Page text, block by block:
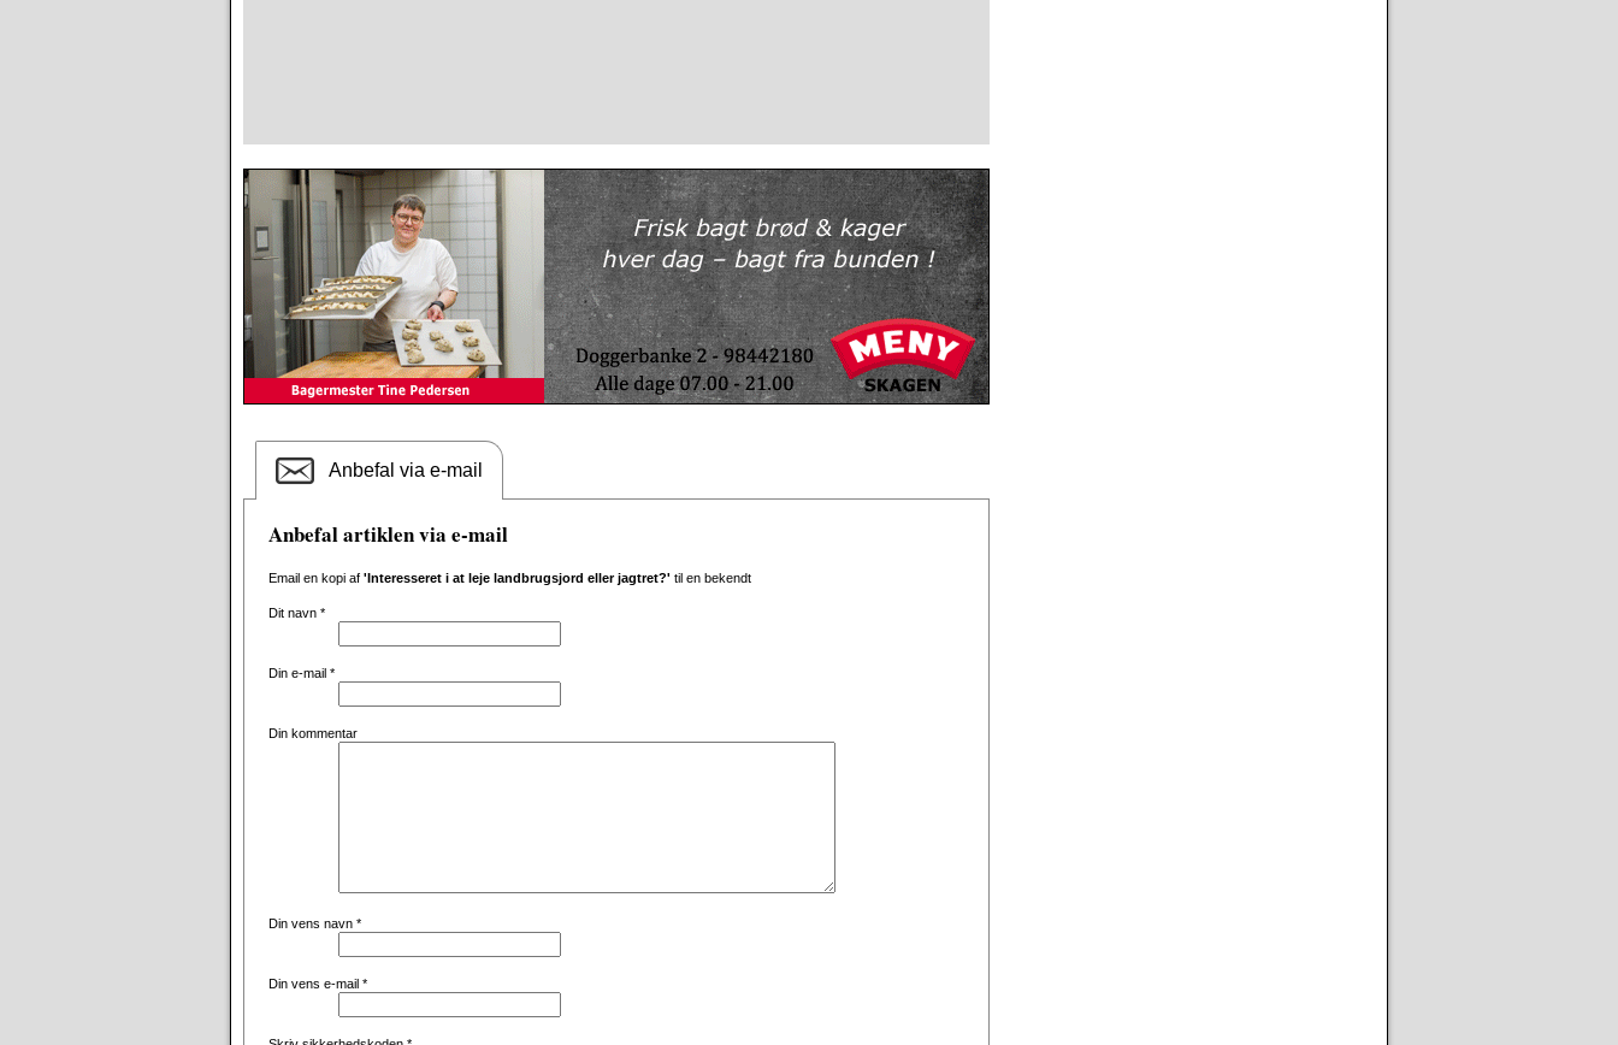
Anbefal via e-mail
Anbefal artiklen via e-mail
Email en kopi af 'Interesseret i at leje landbrugsjord eller jagtret?' til en bekendt
Dit navn *
Din e-mail *
Din kommentar
Din vens navn *
Din vens e-mail *